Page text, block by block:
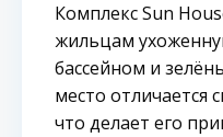
Комплекс Sun
жильцам
бассейном и
место отличается
что делает его